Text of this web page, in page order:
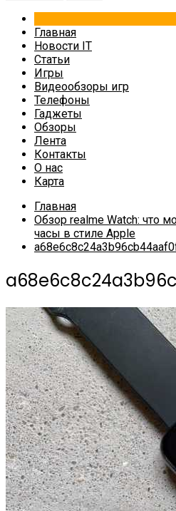
Главная
Новости IT
Статьи
Игры
Видеообзоры игр
Телефоны
Гаджеты
Обзоры
Лента
Контакты
О нас
Карта
Главная
Обзор realme Watch: что
часы в стиле Apple